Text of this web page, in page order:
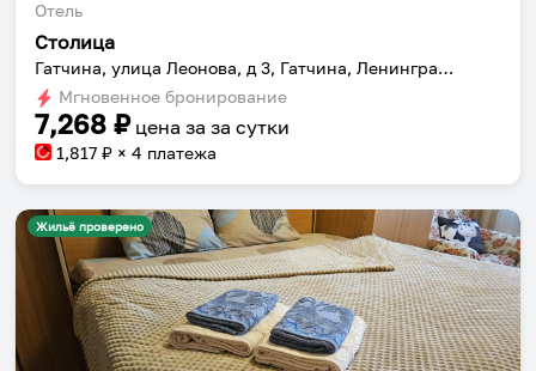
Отель
Столица
Гатчина, улица Леонова, д 3, Гатчина, Ленинградская область, Россия
Мгновенное бронирование
7,268 ₽ цена за за сутки
1,817 ₽ × 4 платежа
Жильё проверено